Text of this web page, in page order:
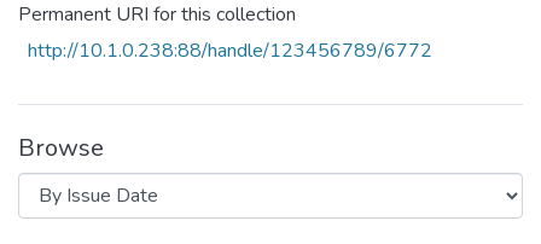
Permanent URI for this collection
http://10.1.0.238:88/handle/123456789/6772
Browse